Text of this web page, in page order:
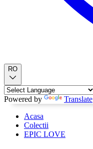
RO
Powered by
Translate
Acasa
Colectii
EPIC LOVE